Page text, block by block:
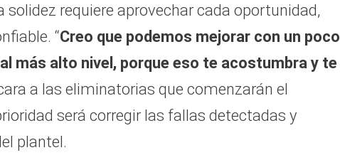
requiere aprovechar cada oportunidad,
“Creo que podemos mejorar con un poco
más alto nivel, porque eso te acostumbra y te
a las eliminatorias que comenzarán el
será corregir las fallas detectadas y
plantel.